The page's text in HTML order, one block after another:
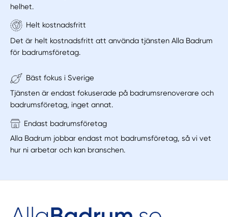
helhet.
Helt kostnadsfritt
Det är helt kostnadsfritt att använda tjänsten Alla Badrum
för badrumsföretag.
Bäst fokus i Sverige
Tjänsten är endast fokuserade på badrumsrenoverare och
badrumsföretag, inget annat.
Endast badrumsföretag
Alla Badrum jobbar endast mot badrumsföretag, så vi vet
hur ni arbetar och kan branschen.